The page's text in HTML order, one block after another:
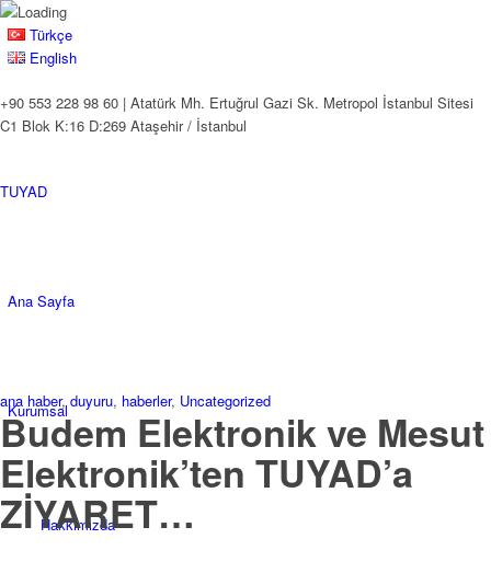
Türkçe
English
+90 553 228 98 60 | Atatürk Mh. Ertuğrul Gazi Sk. Metropol İstanbul Sitesi
C1 Blok K:16 D:269 Ataşehir / İstanbul
TUYAD
Ana Sayfa
Kurumsal
Hakkımızda
ana haber,duyuru, haberler, Uncategorized
Budem Elektronik ve Mesut
Elektronik’ten TUYAD’a
ZİYARET…